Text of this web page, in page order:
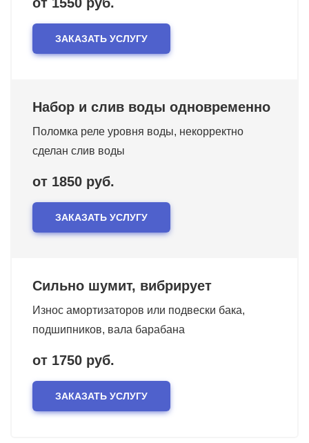
ЗАКАЗАТЬ УСЛУГУ
Набор и слив воды одновременно
Поломка реле уровня воды, некорректно
сделан слив воды
от 1850 руб.
ЗАКАЗАТЬ УСЛУГУ
Сильно шумит, вибрирует
Износ амортизаторов или подвески бака,
подшипников, вала барабана
от 1750 руб.
ЗАКАЗАТЬ УСЛУГУ